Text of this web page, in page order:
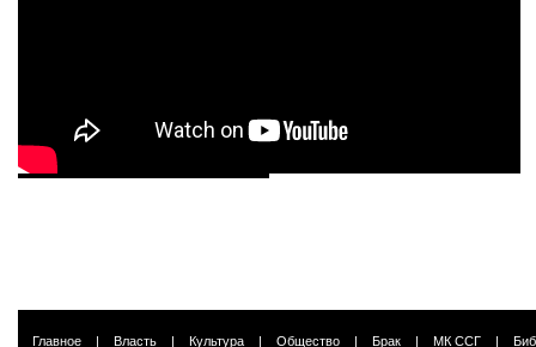
Главное | Власть | Культура | Общество | Брак | МК ССГ |